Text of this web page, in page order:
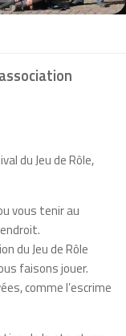
du Jeu de Rôle,
vous tenir au
du Jeu de Rôle
faisons jouer.
comme l’escrime